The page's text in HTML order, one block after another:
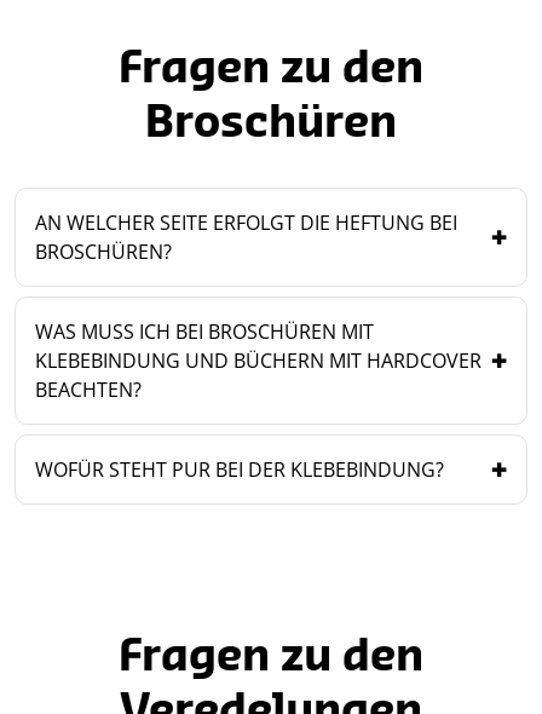
Fragen zu den
Broschüren
AN WELCHER SEITE ERFOLGT DIE HEFTUNG BEI
BROSCHÜREN?
WAS MUSS ICH BEI BROSCHÜREN MIT
KLEBEBINDUNG UND BÜCHERN MIT HARDCOVER
BEACHTEN?
WOFÜR STEHT PUR BEI DER KLEBEBINDUNG?
Fragen zu den